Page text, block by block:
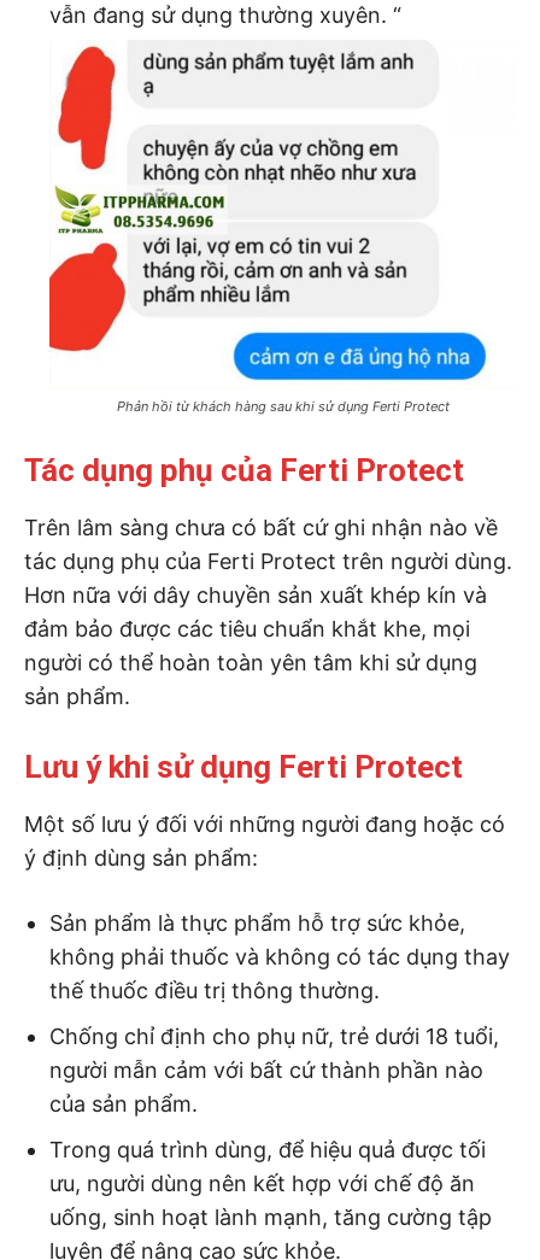
vẫn đang sử dụng thường xuyên. “
Phản hồi từ khách hàng sau khi sử dụng Ferti Protect
Tác dụng phụ của Ferti Protect
Trên lâm sàng chưa có bất cứ ghi nhận nào về
tác dụng phụ của Ferti Protect trên người dùng.
Hơn nữa với dây chuyền sản xuất khép kín và
đảm bảo được các tiêu chuẩn khắt khe, mọi
người có thể hoàn toàn yên tâm khi sử dụng
sản phẩm.
Lưu ý khi sử dụng Ferti Protect
Một số lưu ý đối với những người đang hoặc có
ý định dùng sản phẩm:
Sản phẩm là thực phẩm hỗ trợ sức khỏe,
không phải thuốc và không có tác dụng thay
thế thuốc điều trị thông thường.
Chống chỉ định cho phụ nữ, trẻ dưới 18 tuổi,
người mẫn cảm với bất cứ thành phần nào
của sản phẩm.
Trong quá trình dùng, để hiệu quả được tối
ưu, người dùng nên kết hợp với chế độ ăn
uống, sinh hoạt lành mạnh, tăng cường tập
luyện để nâng cao sức khỏe.